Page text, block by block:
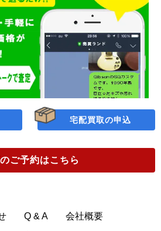
宅配買取の申込
ご予約はこちら
Q & A 会社概要